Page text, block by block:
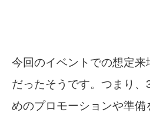
今回のイベントでの想定来
だったそうです。つまり、
めのプロモーションや準